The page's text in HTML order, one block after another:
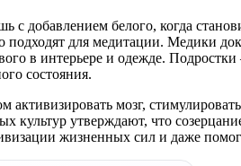
добавлением белого, когда
для медитации. Медики
в интерьере и одежде.
состояния.
мозг,
утверждают, что
жизненных сил и даже